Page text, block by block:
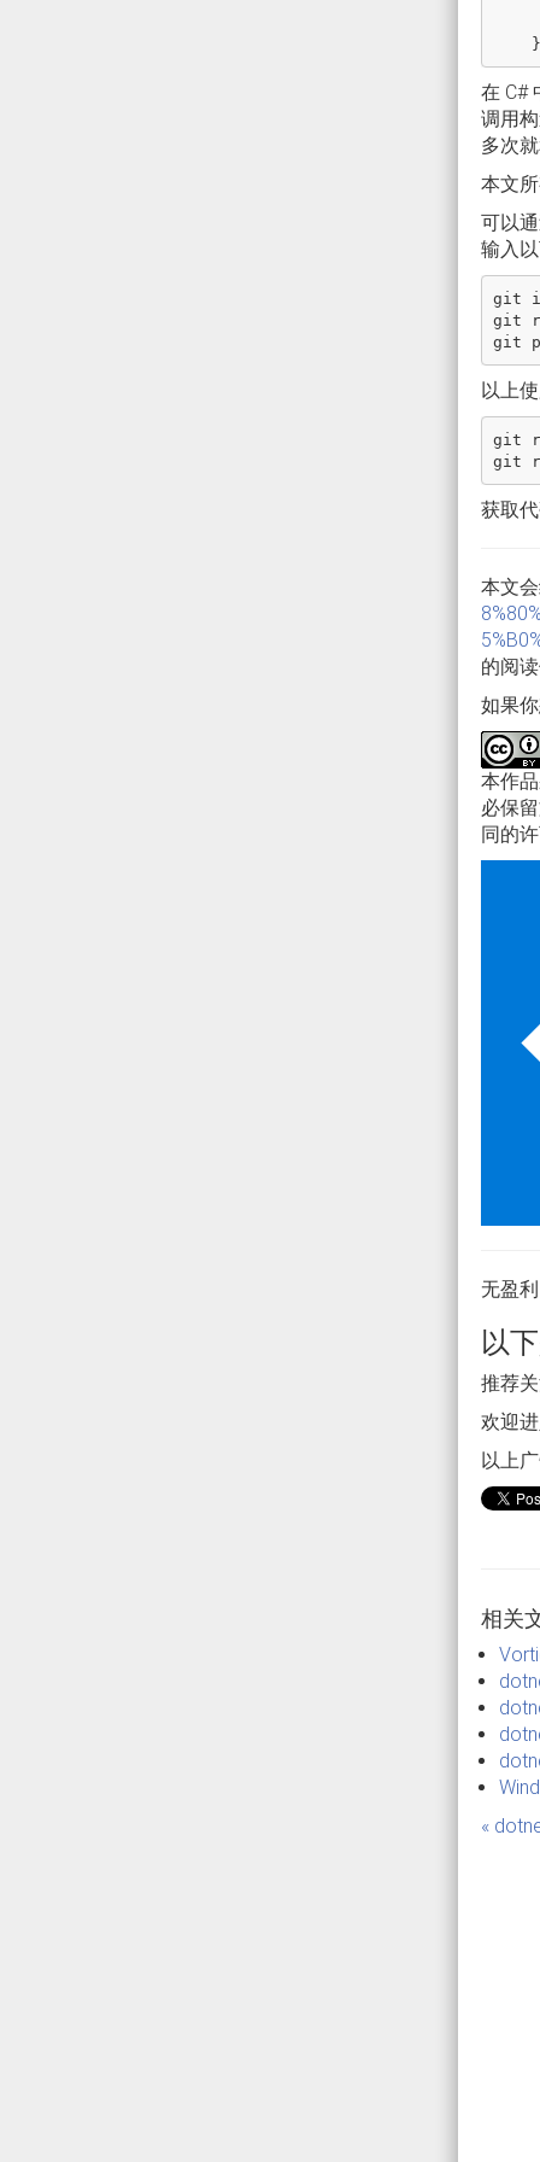
在 C#
调用
多次
本文
可以
输入
git
git
以上
git
获取
本文
的阅读
如果
本作
必保
同的
无盈
以
推荐
欢迎
以上
相关
«